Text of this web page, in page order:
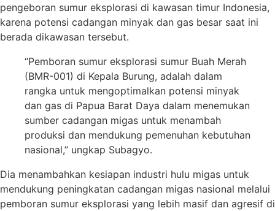
pengeboran sumur eksplorasi di kawasan timur Indonesia,
karena potensi cadangan minyak dan gas besar saat ini
berada dikawasan tersebut.
“Pemboran sumur eksplorasi sumur Buah Merah
(BMR-001) di Kepala Burung, adalah dalam
rangka untuk mengoptimalkan potensi minyak
dan gas di Papua Barat Daya dalam menemukan
sumber cadangan migas untuk menambah
produksi dan mendukung pemenuhan kebutuhan
nasional,” ungkap Subagyo.
Dia menambahkan kesiapan industri hulu migas untuk
mendukung peningkatan cadangan migas nasional melalui
pemboran sumur eksplorasi yang lebih masif dan agresif di